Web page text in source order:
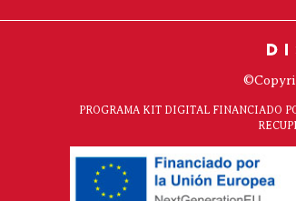
PROGRAMA KIT DIGITAL FINANCIADO